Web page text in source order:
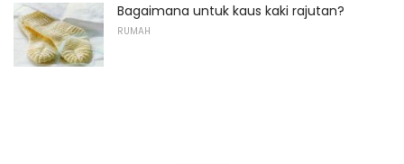
Bagaimana untuk kaus kaki rajutan?
RUMAH